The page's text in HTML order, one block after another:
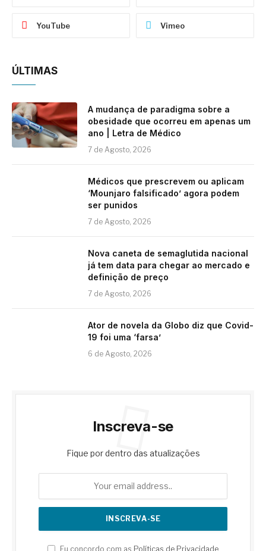
YouTube Vimeo
ÚLTIMAS
A mudança de paradigma sobre a
obesidade que ocorreu em apenas um
ano | Letra de Médico
7 de Agosto, 2026
Médicos que prescrevem ou aplicam
‘Mounjaro falsificado’ agora podem
ser punidos
7 de Agosto, 2026
Nova caneta de semaglutida nacional
já tem data para chegar ao mercado e
definição de preço
7 de Agosto, 2026
Ator de novela da Globo diz que Covid-
19 foi uma ‘farsa’
6 de Agosto, 2026
Inscreva-se
Fique por dentro das atualizações
Eu concordo com as Políticas de Privacidade